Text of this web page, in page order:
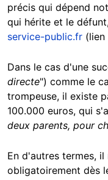
précis qui dépend
qui hérite et le
service-public.fr (lien
Dans le cas d'une
directe") comme le
trompeuse, il existe
100.000 euros, qui
deux parents, pour
En d'autres termes,
obligatoirement dès